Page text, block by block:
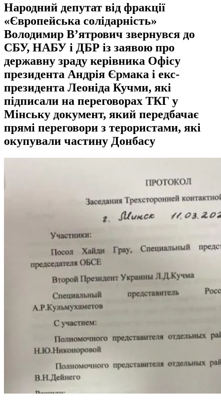
Народний депутат від фракції
«Європейська солідарність»
Володимир В’ятрович звернувся до
СБУ, НАБУ і ДБР із заявою про
державну зраду керівника Офісу
президента Андрія Єрмака і екс-
президента Леоніда Кучми, які
підписали на переговорах ТКГ у
Мінську документ, який передбачає
прямі переговори з терористами, які
окупували частину Донбасу